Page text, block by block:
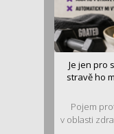
Je jen pro
stravě ho
Pojem
v oblasti